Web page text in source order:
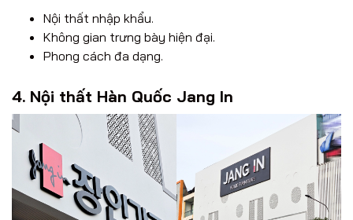
Nội thất nhập khẩu.
Không gian trưng bày hiện đại.
Phong cách đa dạng.
4. Nội thất Hàn Quốc Jang In